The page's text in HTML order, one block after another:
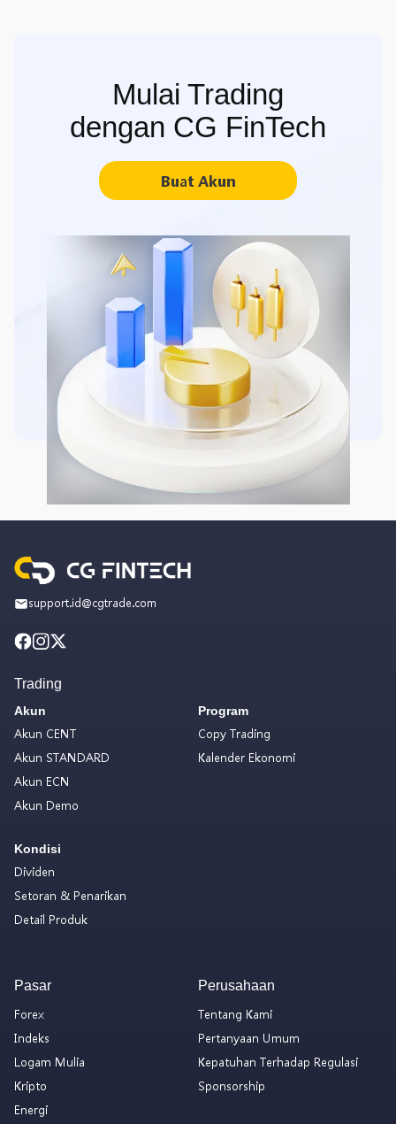
Mulai Trading
dengan CG FinTech
Buat Akun
support.id@cgtrade.com
Trading
Akun
Akun CENT
Akun STANDARD
Akun ECN
Akun Demo
Kondisi
Dividen
Setoran & Penarikan
Detail Produk
Program
Copy Trading
Kalender Ekonomi
Pasar
Forex
Indeks
Logam Mulia
Kripto
Energi
Perusahaan
Tentang Kami
Pertanyaan Umum
Kepatuhan Terhadap Regulasi
Sponsorship